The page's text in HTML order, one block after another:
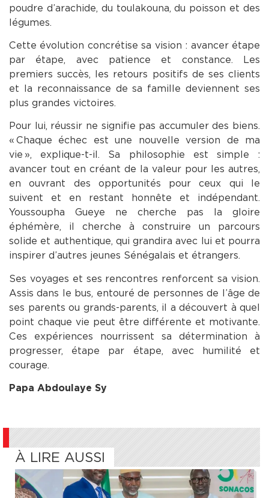
poudre d’arachide, du toulakouna, du poisson et des
légumes.
Cette évolution concrétise sa vision : avancer étape
par étape, avec patience et constance. Les
premiers succès, les retours positifs de ses clients
et la reconnaissance de sa famille deviennent ses
plus grandes victoires.
Pour lui, réussir ne signifie pas accumuler des biens.
« Chaque échec est une nouvelle version de ma
vie », explique-t-il. Sa philosophie est simple :
avancer tout en créant de la valeur pour les autres,
en ouvrant des opportunités pour ceux qui le
suivent et en restant honnête et indépendant.
Youssoupha Gueye ne cherche pas la gloire
éphémère, il cherche à construire un parcours
solide et authentique, qui grandira avec lui et pourra
inspirer d’autres jeunes Sénégalais et étrangers.
Ses voyages et ses rencontres renforcent sa vision.
Assis dans le bus, entouré de personnes de l’âge de
ses parents ou grands-parents, il a découvert à quel
point chaque vie peut être différente et motivante.
Ces expériences nourrissent sa détermination à
progresser, étape par étape, avec humilité et
courage.
Papa Abdoulaye Sy
À LIRE AUSSI